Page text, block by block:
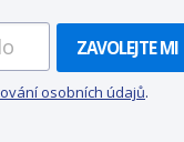
ZAVOLEJTE MI
osobních údajů.